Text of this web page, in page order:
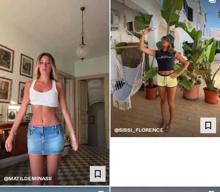
@MATILDEMINASII
@SISSI_FLORENCE